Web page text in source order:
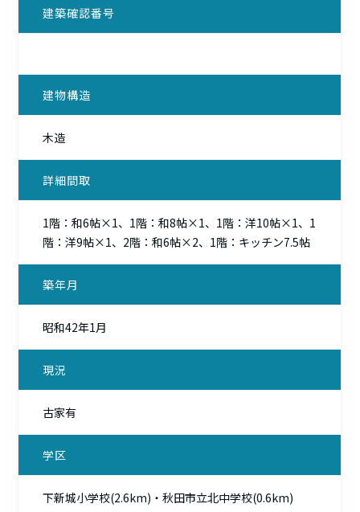
建築確認番号
建物構造
木造
詳細間取
1階：和6帖×1、1階：和8帖×1、1階：洋10帖×1、1
階：洋9帖×1、2階：和6帖×2、1階：キッチン7.5帖
築年月
昭和42年1月
現況
古家有
学区
下新城小学校(2.6km)・秋田市立北中学校(0.6km)